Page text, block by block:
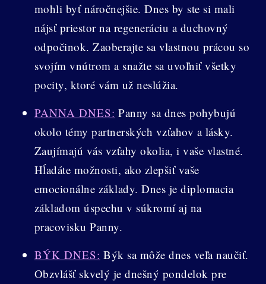
mohli byť náročnejšie. Dnes by ste si mali
nájsť priestor na regeneráciu a duchovný
odpočinok. Zaoberajte sa vlastnou prácou so
svojím vnútrom a snažte sa uvoľniť všetky
pocity, ktoré vám už neslúžia.
PANNA DNES: Panny sa dnes pohybujú
okolo témy partnerských vzťahov a lásky.
Zaujímajú vás vzťahy okolia, i vaše vlastné.
Hĺadáte možnosti, ako zlepšiť vaše
emocionálne základy. Dnes je diplomacia
základom úspechu v súkromí aj na
pracovisku Panny.
BÝK DNES: Býk sa môže dnes veľa naučiť.
Obzvlášť skvelý je dnešný pondelok pre